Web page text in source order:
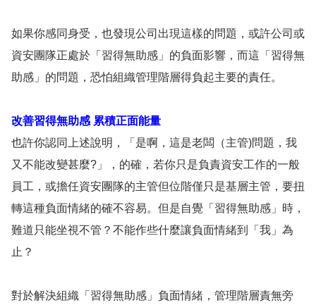
如果你感同身受，也發現公司出現這樣的問題，或許公司或
資安團隊正處於「習得無助感」的負面影響，而這「習得無
助感」的問題，恐怕組織管理階層得負起主要的責任。
改善習得無助感 累積正面能量
也許你認同上述說明，「是啊，這是老闆（主管)問題，我
又不能改變甚麼?」，的確，若你只是負責資安工作的一般
員工，或擔任資安團隊的主管但位階僅只是基層主管，要扭
轉這種負面情緒的確不容易。但是自覺「習得無助感」時，
難道只能坐視不管？不能作些什麼讓負面情緒到「我」為
止？
對於解決組織「習得無助感」負面情緒，管理階層責無旁